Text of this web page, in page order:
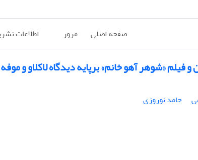
صفحه اصلی مرور اطلاعات
فیلم «شوهر آهو خانم» برپایه‌ دیدگاه لاکلاو و موفه
حامد نوروزی